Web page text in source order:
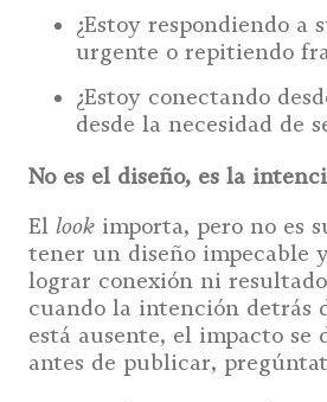
¿Estoy respondiendo a
urgente o repitiendo
¿Estoy conectando
desde la necesidad de
No es el diseño, es la
El look importa, pero no es
tener un diseño impecable
lograr conexión ni
cuando la intención detrás
está ausente, el impacto se
antes de publicar,